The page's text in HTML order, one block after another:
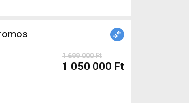
1 699 000 Ft
1 050 000 Ft